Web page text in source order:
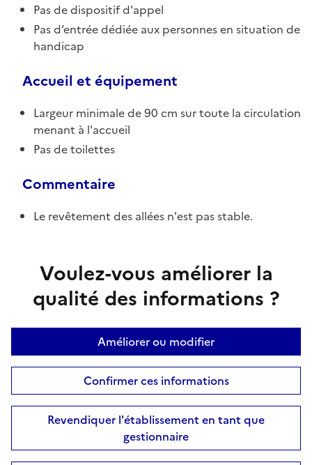
Pas de dispositif d'appel
Pas d’entrée dédiée aux personnes en situation de
handicap
Accueil et équipement
Largeur minimale de 90 cm sur toute la circulation
menant à l'accueil
Pas de toilettes
Commentaire
Le revêtement des allées n'est pas stable.
Voulez-vous améliorer la
qualité des informations ?
Améliorer ou modifier
Confirmer ces informations
Revendiquer l'établissement en tant que
gestionnaire